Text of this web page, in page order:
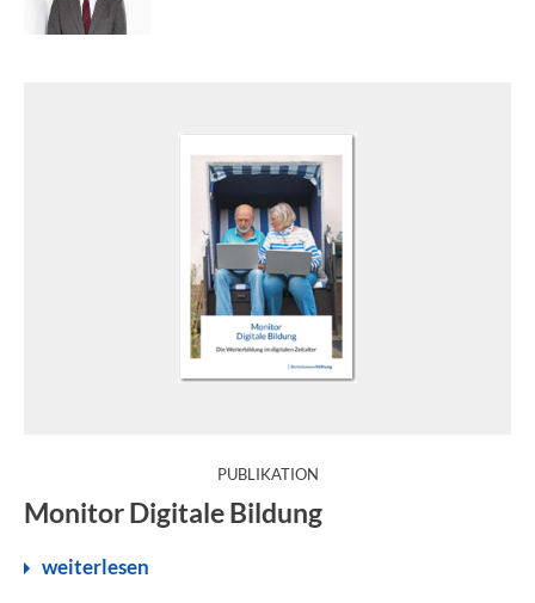
PUBLIKATION:
Monitor Digitale Bildung
Der "Monitor Digitale Bildung" der Bertelsmann Stiftung
weiterlesen